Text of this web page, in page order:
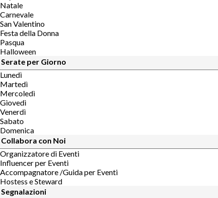
Natale
Carnevale
San Valentino
Festa della Donna
Pasqua
Halloween
Serate per Giorno
Lunedì
Martedì
Mercoledì
Giovedì
Venerdì
Sabato
Domenica
Collabora con Noi
Organizzatore di Eventi
Influencer per Eventi
Accompagnatore /Guida per Eventi
Hostess e Steward
Segnalazioni